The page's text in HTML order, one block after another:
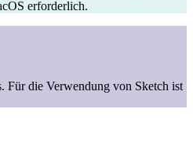
erforderlich.
Für die Verwendung von Sketch ist